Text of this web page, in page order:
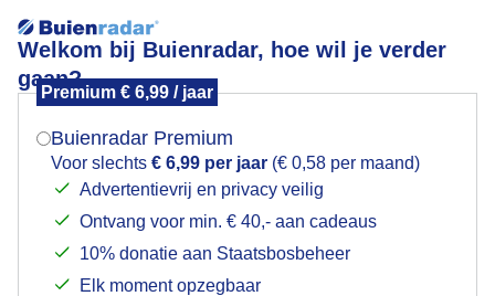
Welkom bij Buienradar, hoe wil je verder
gaan?
Premium € 6,99 / jaar
Buienradar Premium
Voor slechts € 6,99 per jaar (€ 0,58 per maand)
Advertentievrij en privacy veilig
Ontvang voor min. € 40,- aan cadeaus
10% donatie aan Staatsbosbeheer
Elk moment opzegbaar
binnenvaartschepen
Een moment geduld aub...
Mogen we je locatie gebruiken voor het
Indien je hier nog geen akkoord op hebt gegeven,
verschijnt er zo een pop-up uit je browser waarin